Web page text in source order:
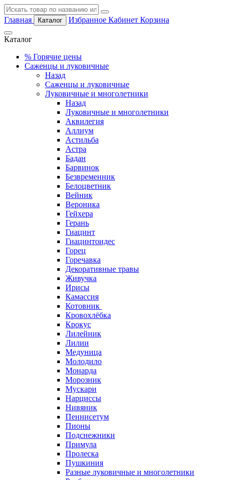
Главная Каталог Избранное Кабинет Корзина
Каталог
% Горячие цены
Саженцы и луковичные
Назад
Саженцы и луковичные
Луковичные и многолетники
Назад
Луковичные и многолетники
Аквилегия
Аллиум
Астильба
Астра
Бадан
Барвинок
Безвременник
Белоцветник
Вейник
Вероника
Гейхера
Герань
Гиацинт
Гиацинтоидес
Горец
Горечавка
Декоративные травы
Живучка
Ирисы
Камассия
Котовник
Кровохлёбка
Крокус
Лилейник
Лилии
Медуница
Молодило
Монарда
Морозник
Мускари
Нарциссы
Нивяник
Пеннисетум
Пионы
Подснежники
Примула
Пролеска
Пушкиния
Разные луковичные и многолетники